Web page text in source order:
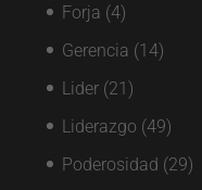
Forja (4)
Gerencia (14)
Lider (21)
Liderazgo (49)
Poderosidad (29)